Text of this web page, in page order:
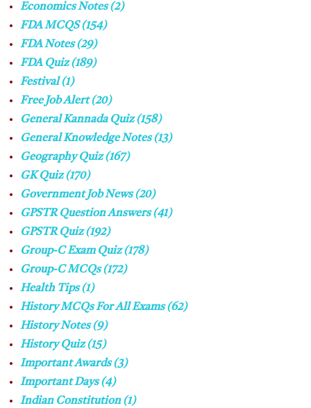
Economics Notes(2)
FDA MCQS(154)
FDA Notes(29)
FDA Quiz(189)
Festival(1)
Free Job Alert(20)
General Kannada Quiz(158)
General Knowledge Notes(13)
Geography Quiz(167)
GK Quiz(170)
Government Job News(20)
GPSTR Question Answers(41)
GPSTR Quiz(192)
Group-C Exam Quiz(178)
Group-C MCQs(172)
Health Tips(1)
History MCQs For All Exams(62)
History Notes(9)
History Quiz(15)
Important Awards(3)
Important Days(4)
Indian Constitution(1)